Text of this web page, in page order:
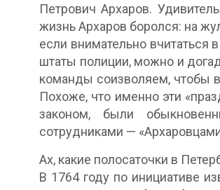
Петрович Архаров.
жизнь Архаров боролся: на
если внимательно вчитаться
штаты полиции, можно и
команды соизволяем, чтобы
Похоже, что именно эти
законом, были
сотрудниками —
Ах, какие полосаточки в
В 1764 году по инициативе